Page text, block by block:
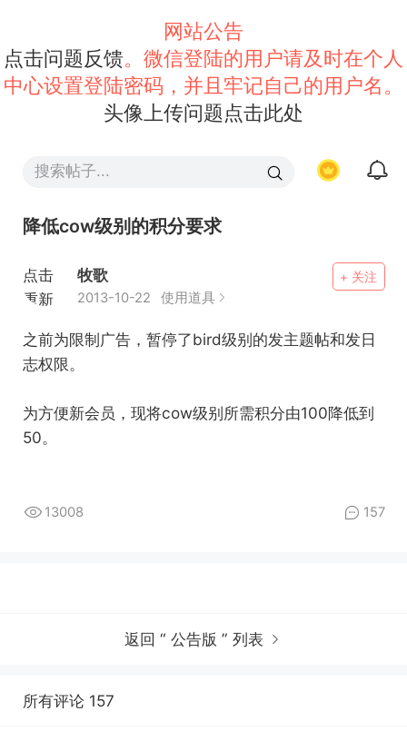
网站公告
点击问题反馈。微信登陆的用户请及时在个人
中心设置登陆密码，并且牢记自己的用户名。
头像上传问题点击此处
降低cow级别的积分要求
+ 关注
点击
重新
牧歌
2013-10-22 使用道具
之前为限制广告，暂停了bird级别的发主题帖和发日
志权限。
为方便新会员，现将cow级别所需积分由100降低到
50。
13008 157
返回 “ 公告版 ” 列表
所有评论 157